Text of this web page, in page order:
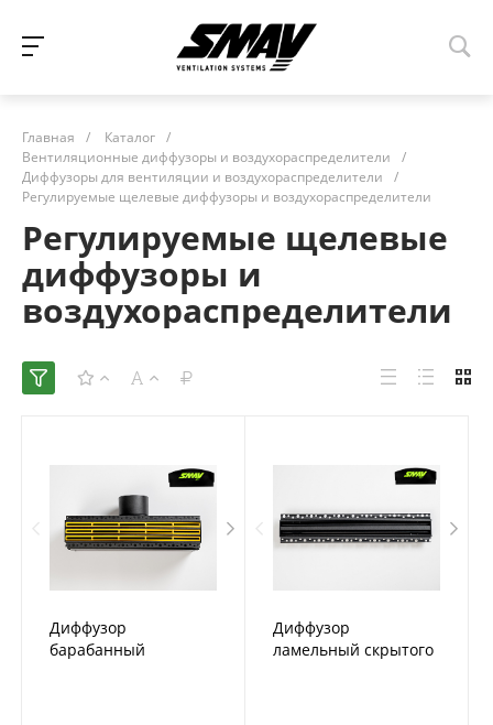
Главная / Каталог /
Вентиляционные диффузоры и воздухораспределители
/
Диффузоры для вентиляции и воздухораспределители
/
Регулируемые щелевые диффузоры и воздухораспределители
Регулируемые щелевые
диффузоры и
воздухораспределители
Диффузор
барабанный
Диффузор
ламельный скрытого